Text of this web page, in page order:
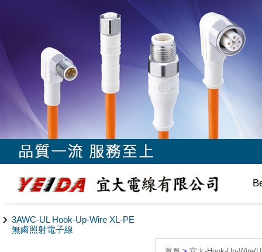
3AWC-UL Hook-Up-Wire XL-PE
無鹵照射電子線